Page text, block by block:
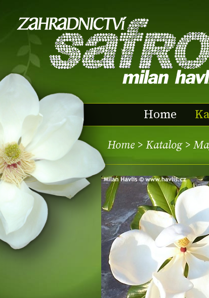
Home
Home > Katalog>